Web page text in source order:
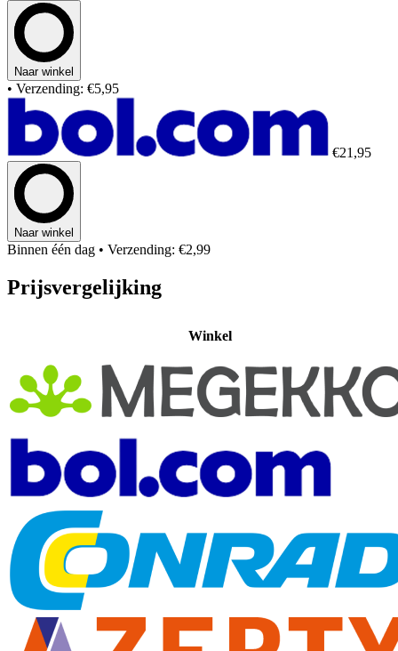
Naar winkel
• Verzending: €5,95
€21,95
Naar winkel
Binnen één dag • Verzending: €2,99
Prijsvergelijking
Winkel